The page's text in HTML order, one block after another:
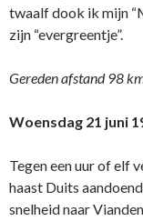
twaalf dook ik mijn
zijn “evergreentje”.
Gereden afstand 98
Woensdag 21 juni
Tegen een uur of elf
haast Duits
snelheid naar